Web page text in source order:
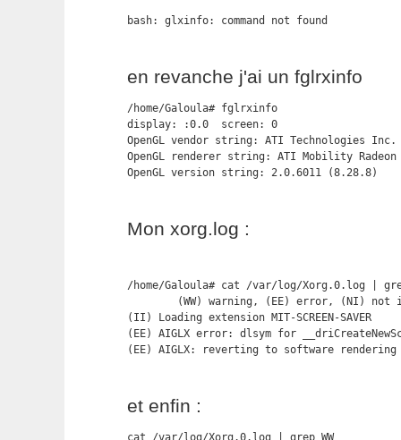
bash: glxinfo: command not found
en revanche j'ai un fglrxinfo
/home/Galoula# fglrxinfo
display: :0.0  screen: 0
OpenGL vendor string: ATI Technologies Inc.
OpenGL renderer string: ATI Mobility Radeon
OpenGL version string: 2.0.6011 (8.28.8)
Mon xorg.log :
/home/Galoula# cat /var/log/Xorg.0.log |
(WW) warning, (EE) error, (NI) not
(II) Loading extension MIT-SCREEN-SAVER
(EE) AIGLX error: dlsym for
(EE) AIGLX: reverting to software rendering
et enfin :
cat /var/log/Xorg.0.log | grep WW